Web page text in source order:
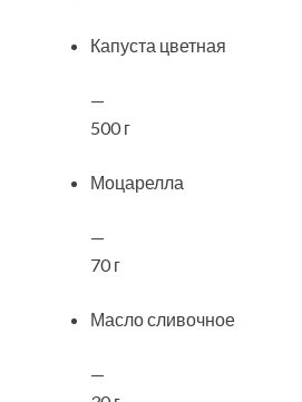
Капуста цветная
—
500 г
Моцарелла
—
70 г
Масло сливочное
—